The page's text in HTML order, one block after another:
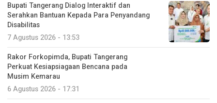
Bupati Tangerang Dialog Interaktif dan
Serahkan Bantuan Kepada Para Penyandang
Disabilitas
7 Agustus 2026 - 13:53
Rakor Forkopimda, Bupati Tangerang
Perkuat Kesiapsiagaan Bencana pada
Musim Kemarau
6 Agustus 2026 - 17:31